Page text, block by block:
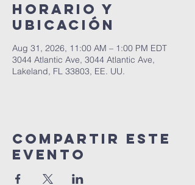
Horario y
ubicación
Aug 31, 2026, 11:00 AM – 1:00 PM EDT
3044 Atlantic Ave, 3044 Atlantic Ave,
Lakeland, FL 33803, EE. UU.
Compartir este
evento